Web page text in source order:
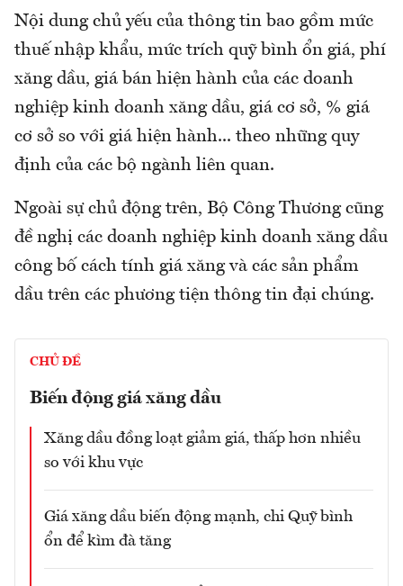
Nội dung chủ yếu của thông tin bao gồm mức
thuế nhập khẩu, mức trích quỹ bình ổn giá, phí
xăng dầu, giá bán hiện hành của các doanh
nghiệp kinh doanh xăng dầu, giá cơ sở, % giá
cơ sở so với giá hiện hành... theo những quy
định của các bộ ngành liên quan.
Ngoài sự chủ động trên, Bộ Công Thương cũng
đề nghị các doanh nghiệp kinh doanh xăng dầu
công bố cách tính giá xăng và các sản phẩm
dầu trên các phương tiện thông tin đại chúng.
CHỦ ĐỀ
Biến động giá xăng dầu
Xăng dầu đồng loạt giảm giá, thấp hơn nhiều
so với khu vực
Giá xăng dầu biến động mạnh, chi Quỹ bình
ổn để kìm đà tăng